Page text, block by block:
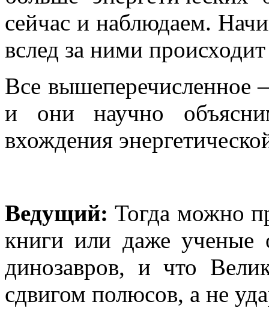
сейчас и наблюдаем.
вслед за ними
Все вышеперечисленное
и они научно
вхождения
Ведущий: Тогда можно
книги или даже ученые
динозавров, и что
сдвигом полюсов, а не